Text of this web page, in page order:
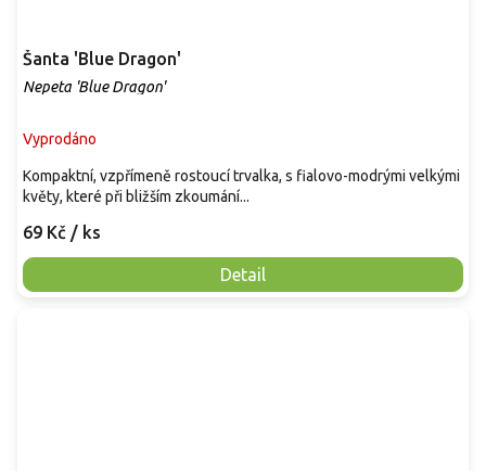
Šanta 'Blue Dragon'
Nepeta 'Blue Dragon'
Vyprodáno
69 Kč / ks
Detail
Kompaktní, vzpřímeně rostoucí trvalka, s fialovo-modrými velkými
květy, které při bližším zkoumání...